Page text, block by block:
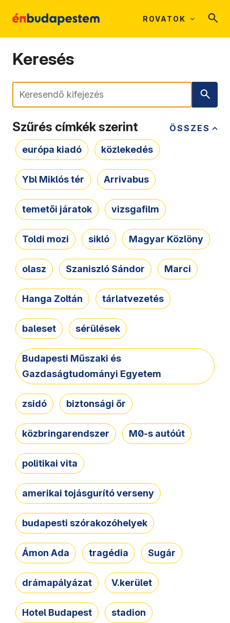
ROVATOK
Keresés
Keresés
ÖSSZES
Szűrés címkék szerint
európa kiadó közlekedés
Ybl Miklós tér Arrivabus
temetői járatok vizsgafilm
Toldi mozi sikló Magyar Közlöny
olasz Szaniszló Sándor Marci
Hanga Zoltán tárlatvezetés
baleset sérülések
Budapesti Műszaki és
Gazdaságtudományi Egyetem
zsidó biztonsági őr
közbringarendszer M0-s autóút
politikai vita
amerikai tojásgurító verseny
budapesti szórakozóhelyek
Ámon Ada tragédia Sugár
drámapályázat V.kerület
Hotel Budapest stadion